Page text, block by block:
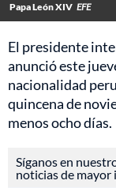
Papa León XIV EFE
El presidente
anunció este
nacionalidad
quincena de
menos ocho días.
Síganos en
noticias de mayor